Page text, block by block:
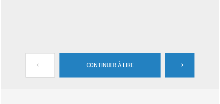
← CONTINUER À LIRE →